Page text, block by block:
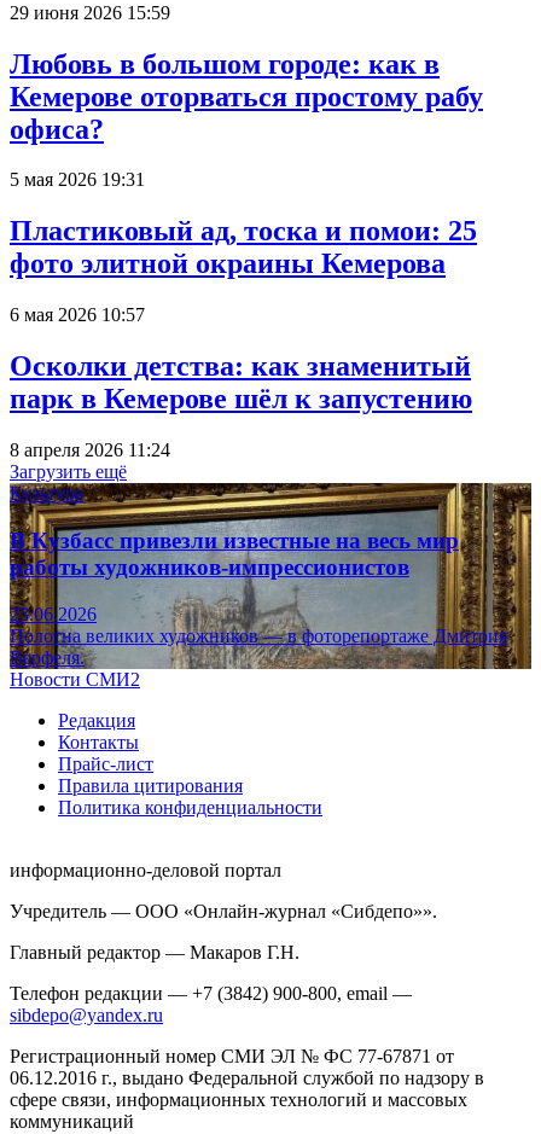
29 июня 2026 15:59
Любовь в большом городе: как в
Кемерове оторваться простому рабу
офиса?
5 мая 2026 19:31
Пластиковый ад, тоска и помои: 25
фото элитной окраины Кемерова
6 мая 2026 10:57
Осколки детства: как знаменитый
парк в Кемерове шёл к запустению
8 апреля 2026 11:24
Загрузить ещё
Культура
В Кузбасс привезли известные на весь мир
работы художников-импрессионистов
23.06.2026
Полотна великих художников — в фоторепортаже Дмитрия
Верфеля.
Новости СМИ2
Редакция
Контакты
Прайс-лист
Правила цитирования
Политика конфиденциальности
информационно-деловой портал
Учредитель — ООО «Онлайн-журнал «Сибдепо»».
Главный редактор — Макаров Г.Н.
Телефон редакции — +7 (3842) 900-800, email —
sibdepo@yandex.ru
Регистрационный номер СМИ ЭЛ № ФС 77-67871 от
06.12.2016 г., выдано Федеральной службой по надзору в
сфере связи, информационных технологий и массовых
коммуникаций